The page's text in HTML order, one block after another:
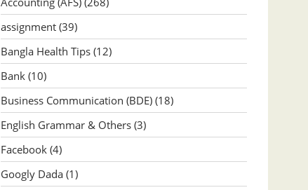
assignment (39)
Bangla Health Tips (12)
Bank (10)
Business Communication (BDE) (18)
English Grammar & Others (3)
Facebook (4)
Googly Dada (1)